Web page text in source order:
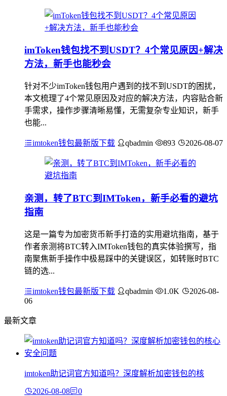
imToken钱包找不到USDT？4个常见原因+解决
方法，新手也能秒会
针对不少imToken钱包用户遇到的找不到USDT的困扰，
本文梳理了4个常见原因及对应的解决方法，内容贴合新
手需求，操作步骤清晰易懂，无需复杂专业知识，新手
也能...
imtoken钱包最新版下载 qbadmin 893 2026-08-07
亲测，转了BTC到IMToken，新手必看的避坑
指南
这是一篇专为加密货币新手打造的实用避坑指南，基于
作者亲测将BTC转入IMToken钱包的真实体验撰写，指
南聚焦新手操作中极易踩中的关键误区，如转账时BTC
链的选...
imtoken钱包最新版下载 qbadmin 1.0K
2026-08-
06
最新文章
imtoken助记词官方知道吗？深度解析加密钱包的核
2026-08-08 0